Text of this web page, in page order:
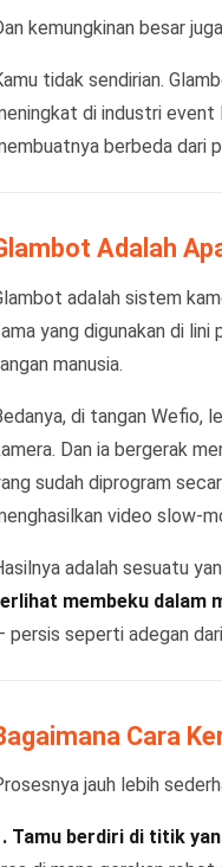
kemungkinan besar
tidak sendirian.
di industri event
berbeda dari
Adalah
adalah sistem
yang digunakan di
manusia.
di tangan Wefio,
Dan ia bergerak
sudah diprogram
video slow-
adalah sesuatu
membeku dalam
persis seperti adegan
Cara
jauh lebih
Tamu berdiri di titik